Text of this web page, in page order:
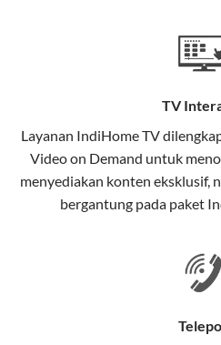
Teknologi di Balik WiFi
Wifi IndiHome
menggunakan kabel serat
pelanggan. Teknologi ini
keunggulan:
Kecepatan Tinggi
dibandingkan kabel
TV
Layanan IndiHome TV
Video on Demand untuk
menyediakan konten eksklusif,
bergantung pada paket